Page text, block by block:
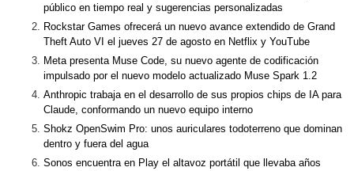
público en tiempo real y sugerencias personalizadas
Rockstar Games ofrecerá un nuevo avance extendido de Grand
Theft Auto VI el jueves 27 de agosto en Netflix y YouTube
Meta presenta Muse Code, su nuevo agente de codificación
impulsado por el nuevo modelo actualizado Muse Spark 1.2
Anthropic trabaja en el desarrollo de sus propios chips de IA para
Claude, conformando un nuevo equipo interno
Shokz OpenSwim Pro: unos auriculares todoterreno que dominan
dentro y fuera del agua
Sonos encuentra en Play el altavoz portátil que llevaba años